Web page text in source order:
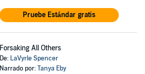
Pruebe Estándar gratis
Forsaking All Others
De: LaVyrle Spencer
Narrado por:Tanya Eby